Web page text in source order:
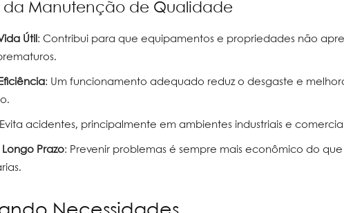
da Manutenção de Qualidade
Útil : Contribui para que equipamentos e propriedades não
: Um funcionamento adequado reduz o desgaste e
acidentes, principalmente em ambientes industriais e
Prazo: Prevenir problemas é sempre mais econômico do